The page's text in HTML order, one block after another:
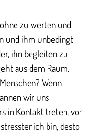
zu werten und
und ihm unbedingt
ihn begleiten zu
aus dem Raum.
Wenn
wir uns
in Kontakt treten, vor
ich bin, desto